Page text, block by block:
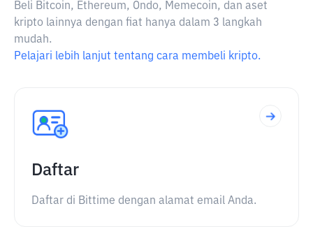
Beli Bitcoin, Ethereum, Ondo, Memecoin, dan aset
kripto lainnya dengan fiat hanya dalam 3 langkah
mudah.
Pelajari lebih lanjut tentang cara membeli kripto.
Daftar
Daftar di Bittime dengan alamat email Anda.